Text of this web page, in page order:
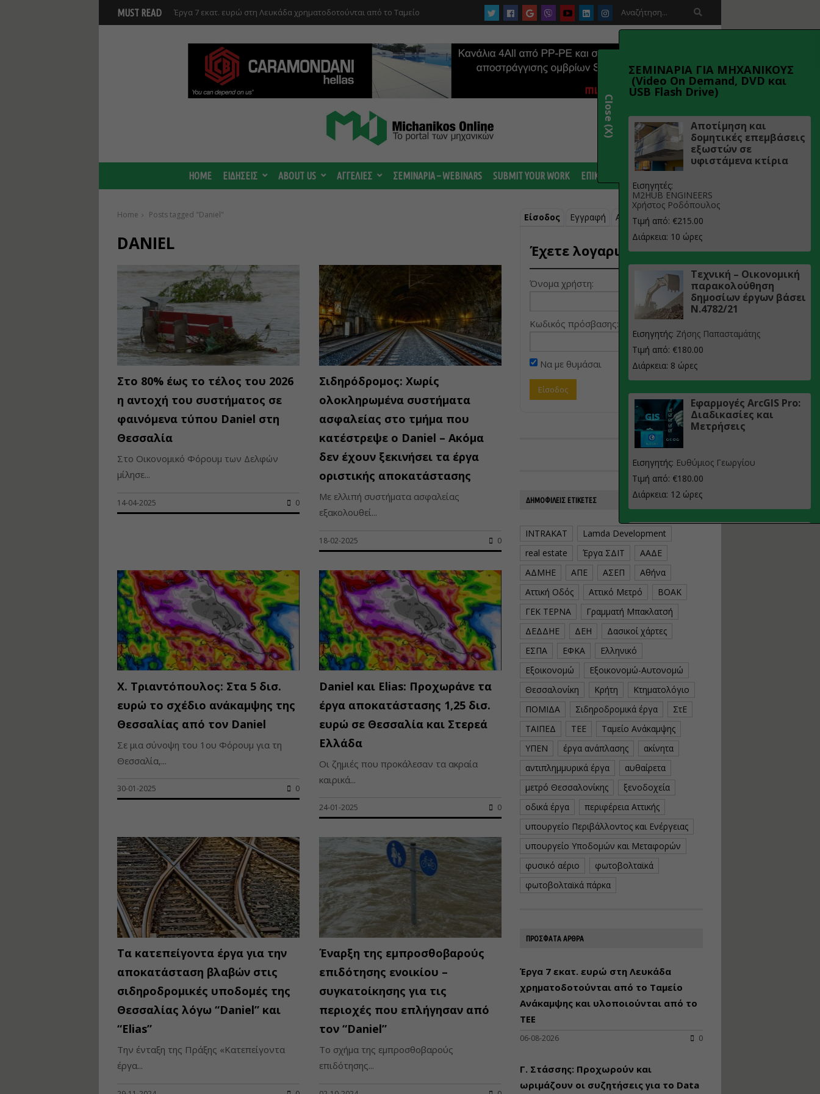
MUST READ Έργα 7 εκατ. ευρώ στη Λευκάδα χρηματοδοτούνται από το Ταμείο 
HOME ΕΙΔΗΣΕΙΣ ABOUT US ΑΓΓΕΛΙΕΣ ΣΕΜΙΝΑΡΙΑ – WEBINARS SUBMIT YOUR WORK ΕΠΙΚΟΙΝΩΝΙΑ
Home Posts tagged "Daniel"
DANIEL
Στο 80% έως το τέλος του 2026
η αντοχή του συστήματος σε
φαινόμενα τύπου Daniel στη
Θεσσαλία
Στο Οικονομικό Φόρουμ των Δελφών
μίλησε...
14-04-2025 0
Σιδηρόδρομος: Χωρίς
ολοκληρωμένα συστήματα
ασφαλείας στο τμήμα που
κατέστρεψε ο Daniel – Ακόμα
δεν έχουν ξεκινήσει τα έργα
οριστικής αποκατάστασης
Με ελλιπή συστήματα ασφαλείας
εξακολουθεί...
18-02-2025 0
Χ. Τριαντόπουλος: Στα 5 δισ.
ευρώ το σχέδιο ανάκαμψης της
Θεσσαλίας από τον Daniel
Σε μια σύνοψη του 1ου Φόρουμ για τη
Θεσσαλία,...
30-01-2025 0
Daniel και Elias: Προχωράνε τα
έργα αποκατάστασης 1,25 δισ.
ευρώ σε Θεσσαλία και Στερεά
Ελλάδα
Οι ζημιές που προκάλεσαν τα ακραία
καιρικά...
24-01-2025 0
Τα κατεπείγοντα έργα για την
αποκατάσταση βλαβών στις
σιδηροδρομικές υποδομές της
Θεσσαλίας λόγω “Daniel” και
“Elias”
Την ένταξη της Πράξης «Kατεπείγοντα
έργα...
Έναρξη της εμπροσθοβαρούς
επιδότησης ενοικίου –
συγκατοίκησης για τις
περιοχές που επλήγησαν από
τον “Daniel”
Το σχήμα της εμπροσθοβαρούς
επιδότησης...
Είσοδος Εγγραφή Ανάκτηση κωδικού
Έχετε λογαριασμό;
Όνομα χρήστη:
Κωδικός πρόσβασης:
Να με θυμάσαι
ΔΗΜΟΦΙΛΕΊΣ ΕΤΙΚΈΤΕΣ
INTRAKAT
Lamda Development
real estate
Έργα ΣΔΙΤ
ΑΑΔΕ
ΑΔΜΗΕ
ΑΠΕ ΑΣΕΠ
Αθήνα
Αττική Οδός
Αττικό Μετρό
ΒΟΑΚ
ΓΕΚ ΤΕΡΝΑ
Γραμματή Μπακλατσή
ΔΕΔΔΗΕ
ΔΕΗ
Δασικοί χάρτες
ΕΣΠΑ
ΕΦΚΑ
Ελληνικό
Εξοικονομώ
Εξοικονομώ-Αυτονομώ
Θεσσαλονίκη
Κρήτη
Κτηματολόγιο
ΠΟΜΙΔΑ
Σιδηροδρομικά έργα
ΣτΕ
ΤΑΙΠΕΔ
ΤΕΕ
Ταμείο Ανάκαμψης
ΥΠΕΝ
έργα ανάπλασης
ακίνητα
αντιπλημμυρικά έργα
αυθαίρετα
μετρό Θεσσαλονίκης
ξενοδοχεία
οδικά έργα
περιφέρεια Αττικής
υπουργείο Περιβάλλοντος και Ενέργειας
υπουργείο Υποδομών και Μεταφορών
φυσικό αέριο
φωτοβολταϊκά
φωτοβολταϊκά πάρκα
ΠΡΟΣΦΑΤΑ ΑΡΘΡΑ
Έργα 7 εκατ. ευρώ στη Λευκάδα
χρηματοδοτούνται από το Ταμείο
Ανάκαμψης και υλοποιούνται από το
ΤΕΕ
06-08-2026 0
Γ. Στάσσης: Προχωρούν και
ωριμάζουν οι συζητήσεις για το Data
ΣΕΜΙΝΑΡΙΑ ΓΙΑ ΜΗΧΑΝΙΚΟΥΣ
(Video On Demand, DVD και
USB Flash Drive)
Αποτίμηση και
δομητικές επεμβάσεις
εξωστών σε
υφιστάμενα κτίρια
Εισηγητές:
M2HUB ENGINEERS
Χρήστος Ροδόπουλος
Τιμή από: €215.00
Διάρκεια: 10 ώρες
Τεχνική – Οικονομική
παρακολούθηση
δημοσίων έργων βάσει
Ν.4782/21
Εισηγητής: Ζήσης Παπασταμάτης
Τιμή από: €180.00
Διάρκεια: 8 ώρες
Εφαρμογές ArcGIS Pro:
Διαδικασίες και
Μετρήσεις
Εισηγητής: Ευθύμιος Γεωργίου
Τιμή από: €180.00
Διάρκεια: 12 ώρες
Εισηγητής:
Τιμή από: €230.00
Διάρκεια: 16 ώρες
Εισηγητής:
Τιμή από: €275.00
τουριστικών μονάδων
Νικόλαος Σαρούκος
Διάρκεια: 8 ώρες
Close (X)